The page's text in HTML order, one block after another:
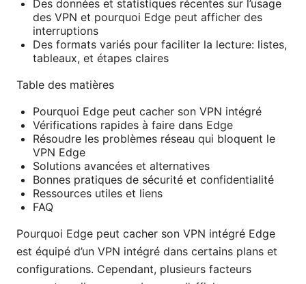
Des données et statistiques récentes sur l’usage
des VPN et pourquoi Edge peut afficher des
interruptions
Des formats variés pour faciliter la lecture: listes,
tableaux, et étapes claires
Table des matières
Pourquoi Edge peut cacher son VPN intégré
Vérifications rapides à faire dans Edge
Résoudre les problèmes réseau qui bloquent le
VPN Edge
Solutions avancées et alternatives
Bonnes pratiques de sécurité et confidentialité
Ressources utiles et liens
FAQ
Pourquoi Edge peut cacher son VPN intégré Edge
est équipé d’un VPN intégré dans certains plans et
configurations. Cependant, plusieurs facteurs